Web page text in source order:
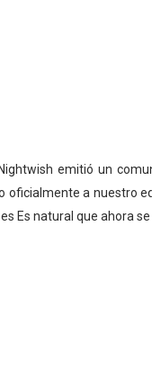
emitió un
oficialmente a nuestro
Es natural que ahora